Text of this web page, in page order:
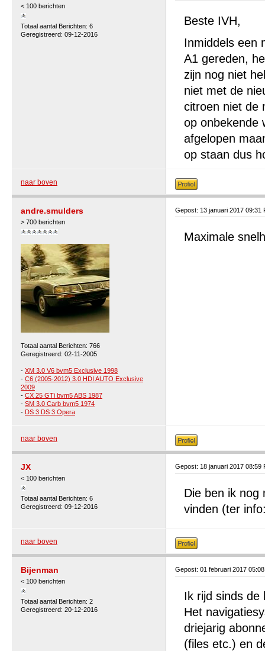
< 100 berichten
Totaal aantal Berichten: 6
Geregistreerd: 09-12-2016
Beste IVH,
Inmiddels een
A1 gereden,
zijn nog niet
niet met de
citroen niet de
op onbekende
afgelopen
op staan dus
naar boven
andre.smulders
> 700 berichten
Totaal aantal Berichten: 766
Geregistreerd: 02-11-2005
- XM 3.0 V6 bvm5 Exclusive 1998
- C6 (2005-2012) 3.0 HDI AUTO Exclusive
2009
- CX 25 GTi bvm5 ABS 1987
- SM 3.0 Carb bvm5 1974
- DS 3 DS 3 Opera
Gepost: 13 januari 2017 09:31
Maximale
naar boven
JX
< 100 berichten
Totaal aantal Berichten: 6
Geregistreerd: 09-12-2016
Gepost: 18 januari 2017 08:59
Die ben ik nog
vinden (ter
naar boven
Bijenman
< 100 berichten
Totaal aantal Berichten: 2
Geregistreerd: 20-12-2016
Gepost: 01 februari 2017
Ik rijd sinds de
Het
driejarig
(files etc.) en